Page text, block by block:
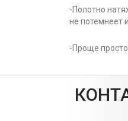
-Полотно
не потемнеет
-Проще